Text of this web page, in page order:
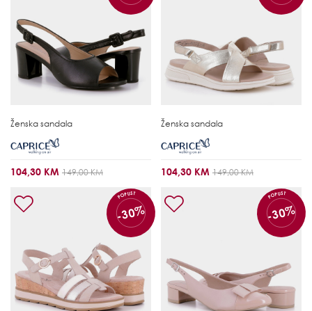
Ženska sandala
104,30 KM 149,00 KM
Ženska sandala
104,30 KM 149,00 KM
POPUST
-30%
POPUST
-30%